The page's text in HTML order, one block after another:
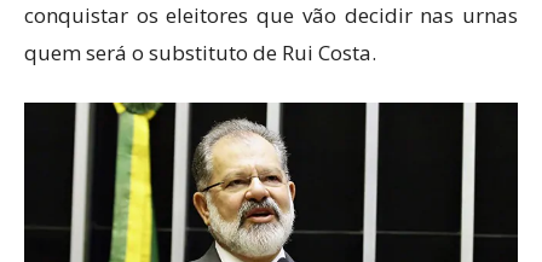
conquistar os eleitores que vão decidir nas urnas
quem será o substituto de Rui Costa.